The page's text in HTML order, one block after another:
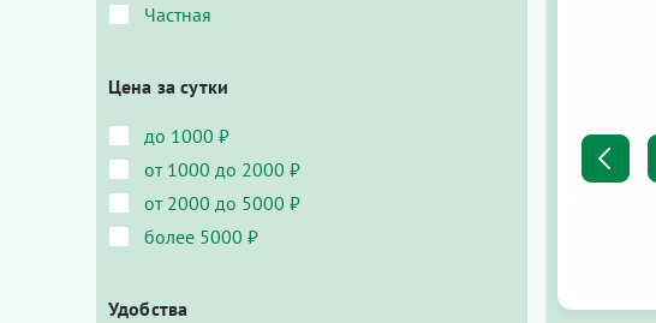
Частная
Цена за сутки
до 1000 ₽
от 1000 до 2000 ₽
от 2000 до 5000 ₽
более 5000 ₽
Удобства